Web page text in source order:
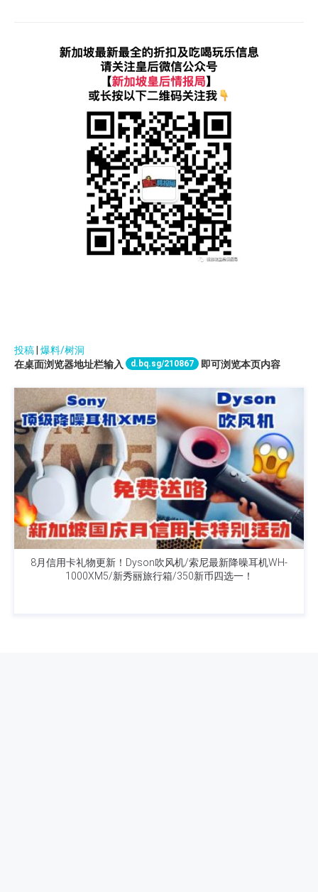
投稿 爆料/树洞
在桌面浏览器地址栏输入
d.bq.sg/210867 即可浏览本页内容
8月信用卡礼物更新！Dyson吹风机/索尼最新降噪耳机WH-
1000XM5/新秀丽旅行箱/350新币四选一！